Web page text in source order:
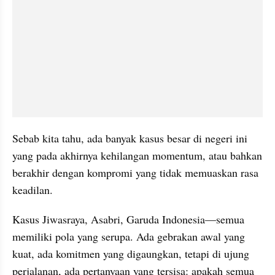
Sebab kita tahu, ada banyak kasus besar di negeri ini
yang pada akhirnya kehilangan momentum, atau bahkan
berakhir dengan kompromi yang tidak memuaskan rasa
keadilan.
Kasus Jiwasraya, Asabri, Garuda Indonesia—semua
memiliki pola yang serupa. Ada gebrakan awal yang
kuat, ada komitmen yang digaungkan, tetapi di ujung
perjalanan, ada pertanyaan yang tersisa: apakah semua